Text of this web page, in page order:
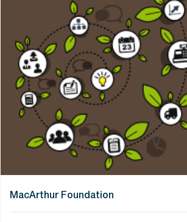
MacArthur Foundation